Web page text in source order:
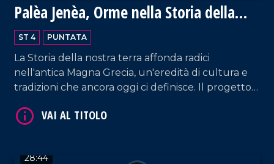
Palèa Jenèa, Orme nella Storia della
Calabria Greca
ST 4 PUNTATA
La Storia della nostra terra affonda radici
nell'antica Magna Grecia, un'eredità di cultura e
tradizioni che ancora oggi ci definisce. Il progetto
profondo, coinvolgendo tutte le scuole di Reggio
28:44
VAI AL TITOLO